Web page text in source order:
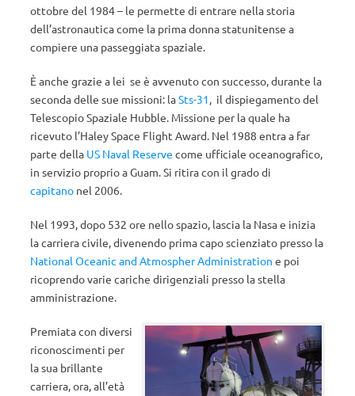
ottobre del 1984 – le permette di entrare nella storia
dell’astronautica come la prima donna statunitense a
compiere una passeggiata spaziale.
È anche grazie a lei se è avvenuto con successo, durante la
seconda delle sue missioni: laSts-31, il dispiegamento del
Telescopio Spaziale Hubble. Missione per la quale ha
ricevuto l’Haley Space Flight Award. Nel 1988 entra a far
parte della US Naval Reserve come ufficiale oceanografico,
in servizio proprio a Guam. Si ritira con il grado di
capitano nel 2006.
Nel 1993, dopo 532 ore nello spazio, lascia la Nasa e inizia
la carriera civile, divenendo prima capo scienziato presso la
National Oceanic and Atmospher Administration e poi
ricoprendo varie cariche dirigenziali presso la stella
amministrazione.
Premiata con diversi
riconoscimenti per
la sua brillante
carriera, ora, all’età